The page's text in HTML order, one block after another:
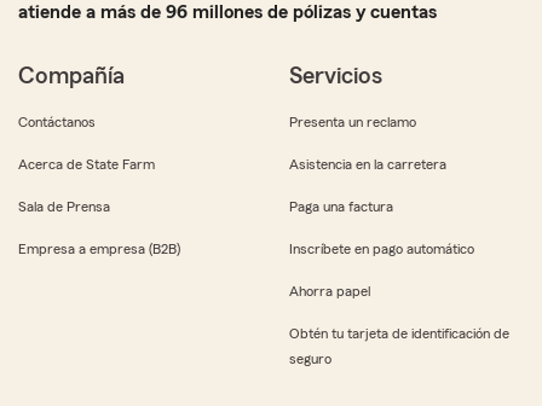
atiende a más de 96 millones de pólizas y cuentas
Compañía
Contáctanos
Acerca de State Farm
Sala de Prensa
Empresa a empresa (B2B)
Servicios
Presenta un reclamo
Asistencia en la carretera
Paga una factura
Inscríbete en pago automático
Ahorra papel
Obtén tu tarjeta de identificación de
seguro